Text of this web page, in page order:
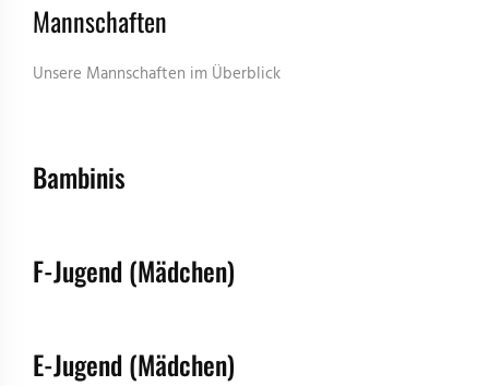
Mannschaften
Unsere Mannschaften im Überblick
Bambinis
F-Jugend (Mädchen)
E-Jugend (Mädchen)